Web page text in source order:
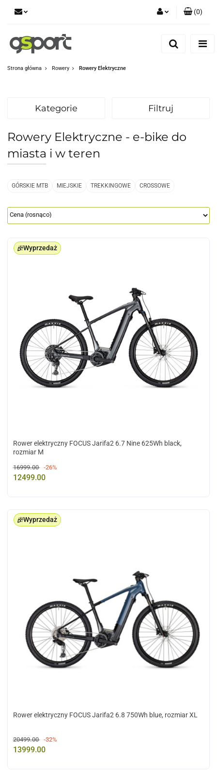
Dodaj zgłoszenie
(0)
Strona główna Rowery Rowery Elektryczne
Kategorie Filtruj
Rowery Elektryczne - e-bike do
miasta i w teren
GÓRSKIE MTB MIEJSKIE TREKKINGOWE CROSSOWE
Wyprzedaż
Rower elektryczny FOCUS Jarifa2 6.7 Nine 625Wh black,
rozmiar M
16999.00 -26%
12499.00
Wyprzedaż
Rower elektryczny FOCUS Jarifa2 6.8 750Wh blue, rozmiar XL
20499.00 -32%
13999.00